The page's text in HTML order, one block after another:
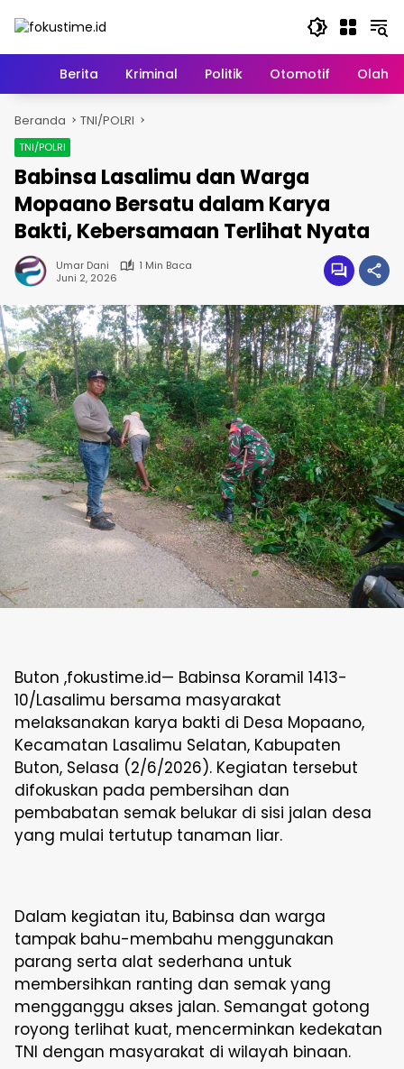
HomeBerita Kriminal Politik Otomotif
Beranda TNI/POLRI
TNI/POLRI
Babinsa Lasalimu dan Warga
Mopaano Bersatu dalam Karya
Bakti, Kebersamaan Terlihat Nyata
Umar Dani
1 Min Baca
Juni 2, 2026
Buton ,fokustime.id— Babinsa Koramil 1413-
10/Lasalimu bersama masyarakat
melaksanakan karya bakti di Desa Mopaano,
Kecamatan Lasalimu Selatan, Kabupaten
Buton, Selasa (2/6/2026). Kegiatan tersebut
difokuskan pada pembersihan dan
pembabatan semak belukar di sisi jalan desa
yang mulai tertutup tanaman liar.
Dalam kegiatan itu, Babinsa dan warga
tampak bahu-membahu menggunakan
parang serta alat sederhana untuk
membersihkan ranting dan semak yang
mengganggu akses jalan. Semangat gotong
royong terlihat kuat, mencerminkan kedekatan
TNI dengan masyarakat di wilayah binaan.